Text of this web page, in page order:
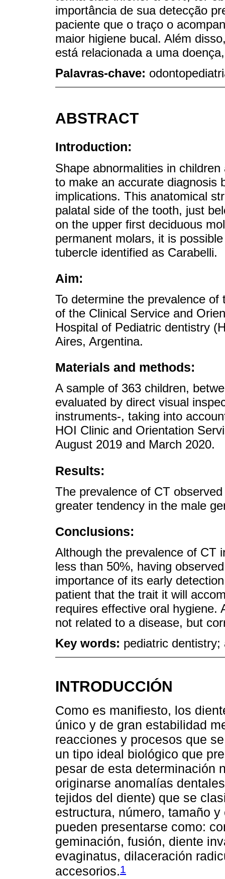
importância de sua detecção
paciente que o traço o
maior higiene bucal. Além
está relacionada a uma
Palavras-chave:
ABSTRACT
Introduction:
Shape abnormalities in
to make an accurate diagnosis
implications. This anatomical
palatal side of the tooth, just
on the upper first deciduous
permanent molars, it is
tubercle identified as Carabelli.
Aim:
To determine the prevalence of
of the Clinical Service and
Hospital of Pediatric dentistry
Aires, Argentina.
Materials and methods:
A sample of 363 children,
evaluated by direct visual
instruments-, taking into
HOI Clinic and Orientation
August 2019 and March 2020.
Results:
The prevalence of CT
greater tendency in the male
Conclusions:
Although the prevalence of CT
less than 50%, having
importance of its early
patient that the trait it will
requires effective oral hygiene.
not related to a disease, but
Key words: pediatric
INTRODUCCIÓN
Como es manifiesto, los
único y de gran estabilidad
reacciones y procesos que
un tipo ideal biológico que
pesar de esta determinación
originarse anomalías
tejidos del diente) que se
estructura, número, tamaño
pueden presentarse como:
geminación, fusión, diente
evaginatus, dilaceración
accesorios.1